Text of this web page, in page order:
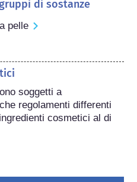
di sostanze
pelle
soggetti a
regolamenti differenti
cosmetici al di